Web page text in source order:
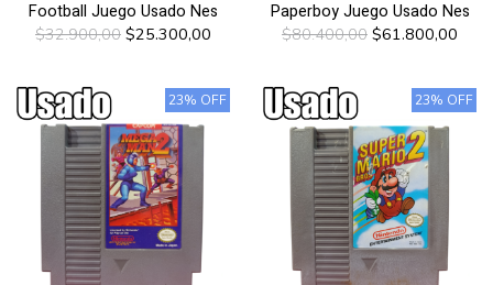
Football Juego Usado Nes
$32.900,00 $25.300,00
Paperboy Juego Usado Nes
$80.400,00 $61.800,00
23% OFF 23% OFF